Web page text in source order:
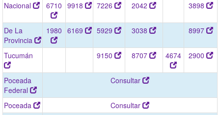
Nacional
6710 9918 7226 2042 3898
De La
Provincia
1980 6169 5929 3038 8997
Tucumán 9150 8707 4674 2900
Poceada
Federal
Consultar
Poceada
Consultar